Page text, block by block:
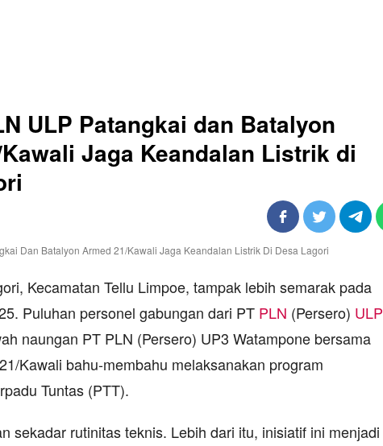
ULP Patangkai dan Batalyon
Jaga Keandalan Listrik di
Kecamatan Tellu Limpoe, tampak lebih semarak pada
Puluhan personel gabungan dari PT PLN (Persero) ULP
naungan PT PLN (Persero) UP3 Watampone bersama
Kawali bahu-membahu melaksanakan program
Tuntas (PTT).
sekadar rutinitas teknis. Lebih dari itu, inisiatif ini menjadi